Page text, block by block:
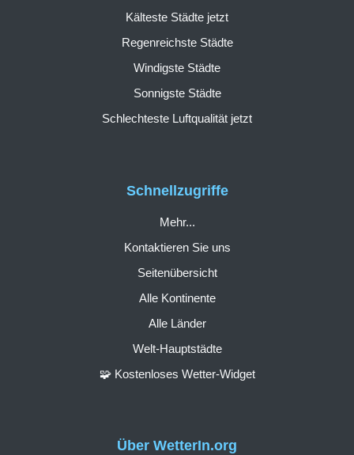
Über WetterIn.org
Schnellzugriffe
Mehr...
Kontaktieren Sie uns
Seitenübersicht
Alle Kontinente
Alle Länder
Welt-Hauptstädte
🧩 Kostenloses Wetter-Widget
Kälteste Städte jetzt
Regenreichste Städte
Windigste Städte
Sonnigste Städte
Schlechteste Luftqualität jetzt